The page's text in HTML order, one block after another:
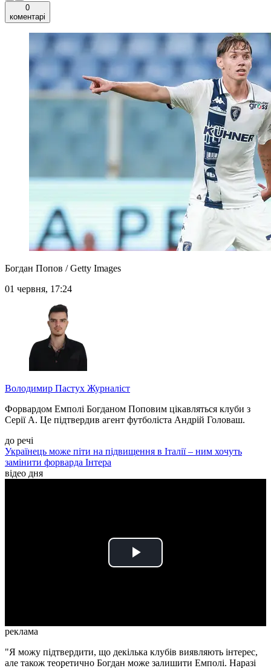
0
коментарі
Богдан Попов / Getty Images
01 червня, 17:24
Володимир Пастух Журналіст
Форвардом Емполі Богданом Поповим цікавляться клуби з
Серії А. Це підтвердив агент футболіста Андрій Головаш.
до речі
Українець може піти на підвищення в Італії – ним хочуть
замінити форварда Інтера
відео дня
Play
реклама
"Я можу підтвердити, що декілька клубів виявляють інтерес,
але також теоретично Богдан може залишити Емполі. Наразі